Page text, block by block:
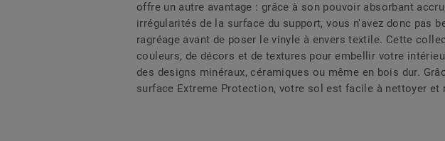
offre un autre avantage : grâce à son pouvoir absorbant
irrégularités de la surface du support, vous n'avez donc pas
ragréage avant de poser le vinyle à envers textile. Cette
couleurs, de décors et de textures pour embellir votre
des designs minéraux, céramiques ou même en bois dur.
surface Extreme Protection, votre sol est facile à nettoyer et